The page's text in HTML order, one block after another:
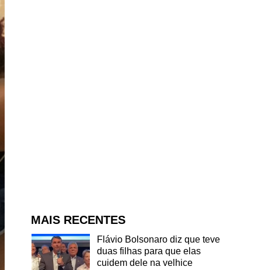
MAIS RECENTES
Flávio Bolsonaro diz que teve
duas filhas para que elas
cuidem dele na velhice